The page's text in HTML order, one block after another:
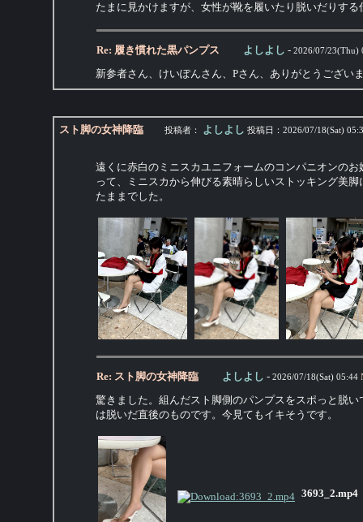
たまに見かけますが、女性が靴を履いたり脱いだりす
Re: 履き慣れた黒パンプス よしよし - 2026/07/23(Thu)
新参者さん、けいぽんさん、Pさん、ありがとうござ
スト脚の女神降臨 投稿者： よしよし 投稿日： 2026/07/18(Sat)
遠くに赤白のミニスカユニフォームのコンパニオンの
って、ミニスカから伸びる素晴らしいストッキング美
たままでした。
Re: スト脚の女神降臨 よしよし - 2026/07/18(Sat) 05:44
驚きました。組んだスト脚側のパンプスをスポっと脱
は脱いだ直後のものです。今見てもイキそうです。
3693_2.mp4